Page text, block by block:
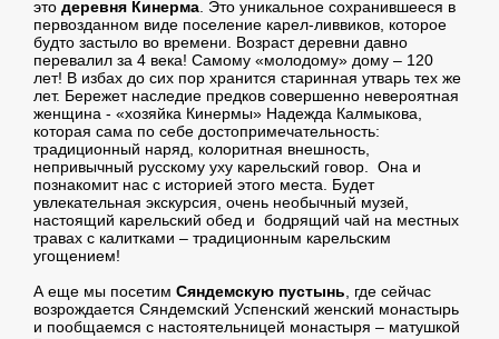
это деревня Кинерма. Это уникальное сохранившееся в
первозданном виде поселение карел-ливвиков, которое
будто застыло во времени. Возраст деревни давно
перевалил за 4 века! Самому «молодому» дому – 120
лет! В избах до сих пор хранится старинная утварь тех же
лет. Бережет наследие предков совершенно невероятная
женщина - «хозяйка Кинермы» Надежда Калмыкова,
которая сама по себе достопримечательность:
традиционный наряд, колоритная внешность,
непривычный русскому уху карельский говор. Она и
познакомит нас с историей этого места. Будет
увлекательная экскурсия, очень необычный музей,
настоящий карельский обед и бодрящий чай на местных
травах с калитками – традиционным карельским
угощением!
А еще мы посетим Сяндемскую пустынь, где сейчас
возрождается Сяндемский Успенский женский монастырь
и пообщаемся с настоятельницей монастыря – матушкой